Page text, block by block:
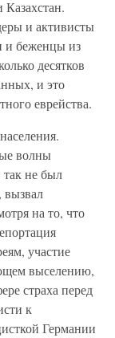
и активисты
и беженцы из
десятков
и это
еврейства.
волны
не был
вызвал
на то, что
участие
выселению,
страха перед
к
Германии